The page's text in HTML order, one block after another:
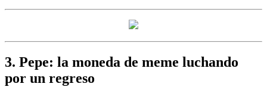
3. Pepe: la moneda de meme luchando
por un regreso